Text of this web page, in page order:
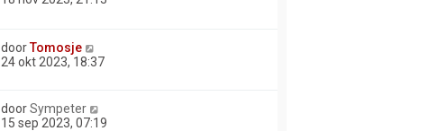
doorTomosje
24 okt 2023, 18:37
doorSympeter
15 sep 2023, 07:19